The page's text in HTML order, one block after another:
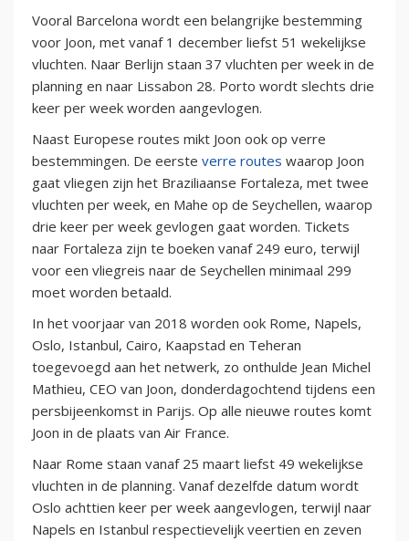
Vooral Barcelona wordt een belangrijke bestemming
voor Joon, met vanaf 1 december liefst 51 wekelijkse
vluchten. Naar Berlijn staan 37 vluchten per week in de
planning en naar Lissabon 28. Porto wordt slechts drie
keer per week worden aangevlogen.
Naast Europese routes mikt Joon ook op verre
bestemmingen. De eerste verre routes waarop Joon
gaat vliegen zijn het Braziliaanse Fortaleza, met twee
vluchten per week, en Mahe op de Seychellen, waarop
drie keer per week gevlogen gaat worden. Tickets
naar Fortaleza zijn te boeken vanaf 249 euro, terwijl
voor een vliegreis naar de Seychellen minimaal 299
moet worden betaald.
In het voorjaar van 2018 worden ook Rome, Napels,
Oslo, Istanbul, Cairo, Kaapstad en Teheran
toegevoegd aan het netwerk, zo onthulde Jean Michel
Mathieu, CEO van Joon, donderdagochtend tijdens een
persbijeenkomst in Parijs. Op alle nieuwe routes komt
Joon in de plaats van Air France.
Naar Rome staan vanaf 25 maart liefst 49 wekelijkse
vluchten in de planning. Vanaf dezelfde datum wordt
Oslo achttien keer per week aangevlogen, terwijl naar
Napels en Istanbul respectievelijk veertien en zeven